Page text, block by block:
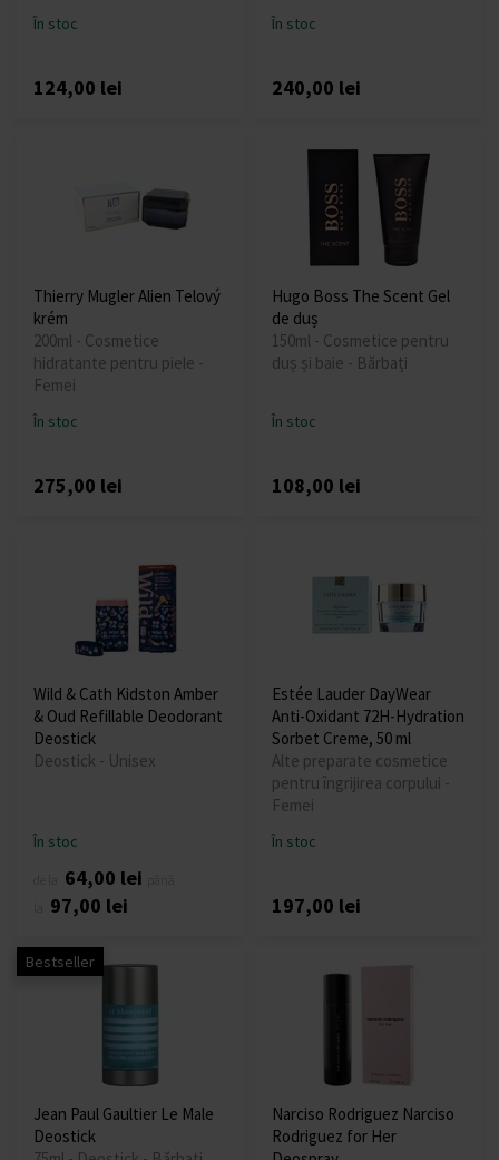
În stoc
124,00 lei
În stoc
240,00 lei
Thierry Mugler Alien Telový
krém
200ml - Cosmetice
hidratante pentru piele -
Femei
În stoc
275,00 lei
Hugo Boss The Scent Gel
de duș
150ml - Cosmetice pentru
duș și baie - Bărbați
În stoc
108,00 lei
Wild & Cath Kidston Amber
& Oud Refillable Deodorant
Deostick
Deostick - Unisex
În stoc
64,00 lei
97,00 lei
Estée Lauder DayWear
Anti-Oxidant 72H-Hydration
Sorbet Creme, 50 ml
Alte preparate cosmetice
pentru îngrijirea corpului -
Femei
În stoc
197,00 lei
Bestseller
Jean Paul Gaultier Le Male
Deostick
Narciso Rodriguez Narciso
Rodriguez for Her